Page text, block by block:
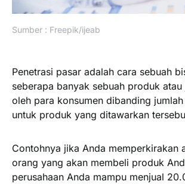
Sumber : Freepik/ijeab
Penetrasi pasar adalah cara sebuah
seberapa banyak sebuah produk
oleh para konsumen dibanding
untuk produk yang ditawarkan
Contohnya jika Anda memperkirakan
orang yang akan membeli produk
perusahaan Anda mampu menjual